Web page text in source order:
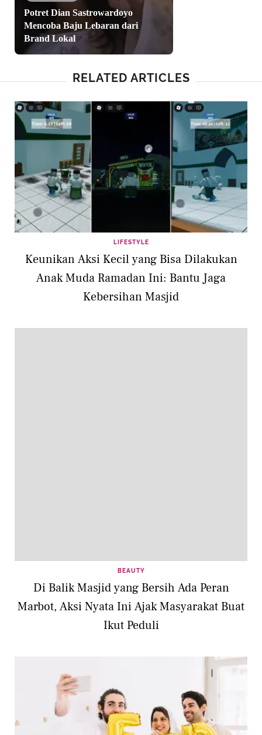
Potret Dian Sastrowardoyo
Mencoba Baju Lebaran dari
Brand Lokal
RELATED ARTICLES
LIFESTYLE
Keunikan Aksi Kecil yang Bisa Dilakukan
Anak Muda Ramadan Ini: Bantu Jaga
Kebersihan Masjid
BEAUTY
Di Balik Masjid yang Bersih Ada Peran
Marbot, Aksi Nyata Ini Ajak Masyarakat Buat
Ikut Peduli